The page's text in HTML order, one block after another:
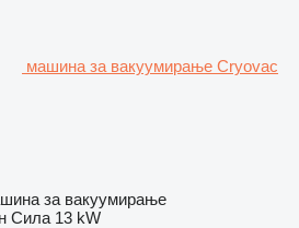
машина за вакуумирање Cryovac
за вакуумирање
Сила 13 kW